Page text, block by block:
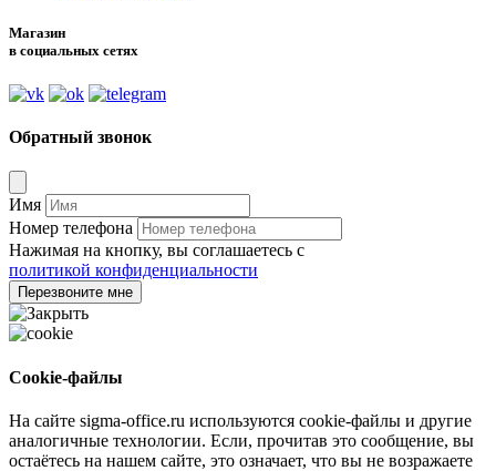
Магазин
в социальных сетях
Обратный звонок
Имя
Номер телефона
Нажимая на кнопку, вы соглашаетесь с
политикой конфиденциальности
Перезвоните мне
Cookie-файлы
На сайте sigma-office.ru используются cookie-файлы и другие
аналогичные технологии. Если, прочитав это сообщение, вы
остаётесь на нашем сайте, это означает, что вы не возражаете